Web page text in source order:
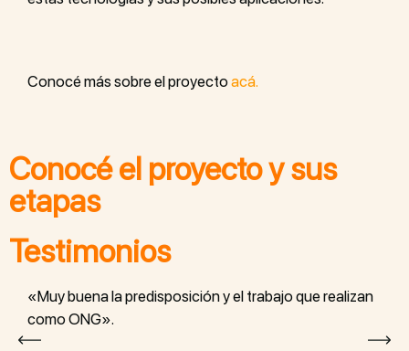
Conocé más sobre el proyectoacá.
Conocé el proyecto y sus
etapas
Testimonios
«Muy buena la predisposición y el trabajo que realizan
como ONG».